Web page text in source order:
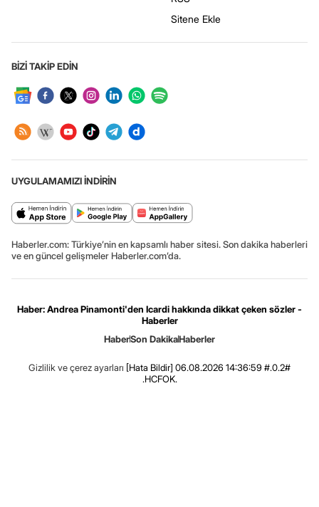
Sitene Ekle
BİZİ TAKİP EDİN
UYGULAMAMIZI İNDİRİN
Haberler.com: Türkiye’nin en kapsamlı haber sitesi. Son dakika haberleri
ve en güncel gelişmeler Haberler.com’da.
Haber: Andrea Pinamonti'den Icardi hakkında dikkat çeken sözler -
Haberler
HaberSon DakikaHaberler
Gizlilik ve çerez ayarları [Hata Bildir] 06.08.2026 14:36:59 #.0.2#
.HCFOK.